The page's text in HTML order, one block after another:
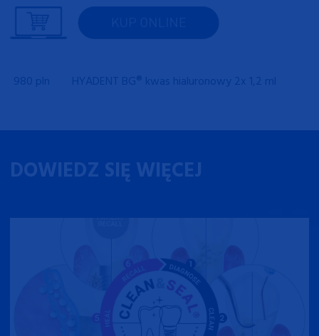
980 pln HYADENT BG® kwas hialuronowy 2x 1,2 ml
DOWIEDZ SIĘ WIĘCEJ